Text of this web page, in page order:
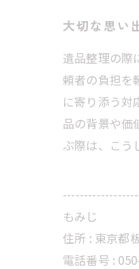
大切な思い
遺品整理の際
頼者の負担を
に寄り添う対
品の背景や価
ぶ際は、こう
もみじ
住所 : 東京都
電話番号 :